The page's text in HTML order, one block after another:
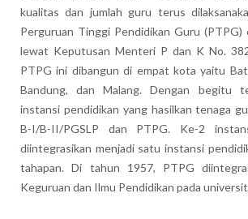
kualitas dan jumlah guru terus
Perguruan Tinggi Pendidikan Guru (PTPG)
lewat Keputusan Menteri P dan K No.
PTPG ini dibangun di empat kota yaitu
Bandung, dan Malang. Dengan begitu
instansi pendidikan yang hasilkan tenaga
B-I/B-II/PGSLP dan PTPG. Ke-2
diintegrasikan menjadi satu instansi
tahapan. Di tahun 1957, PTPG
Keguruan dan Ilmu Pendidikan pada